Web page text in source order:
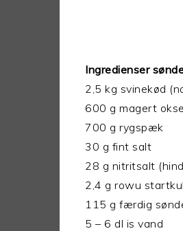
Ingredienser
2,5 kg svinekød
600 g magert
700 g rygspæk
30 g fint salt
28 g nitritsalt
2,4 g rowu
115 g færdig
5 – 6 dl is vand